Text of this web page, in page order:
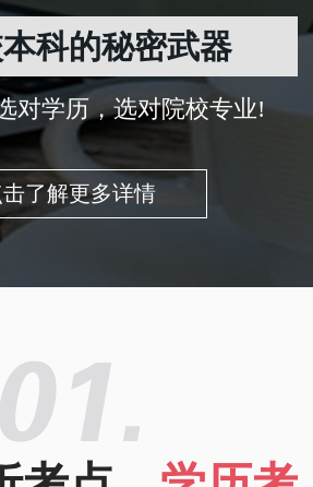
科的秘密武器
对学历，选对院校专业!
击了解更多详情